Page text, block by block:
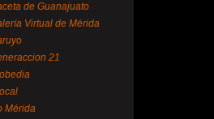
de Guanajuato
Virtual de Mérida
21
Mérida